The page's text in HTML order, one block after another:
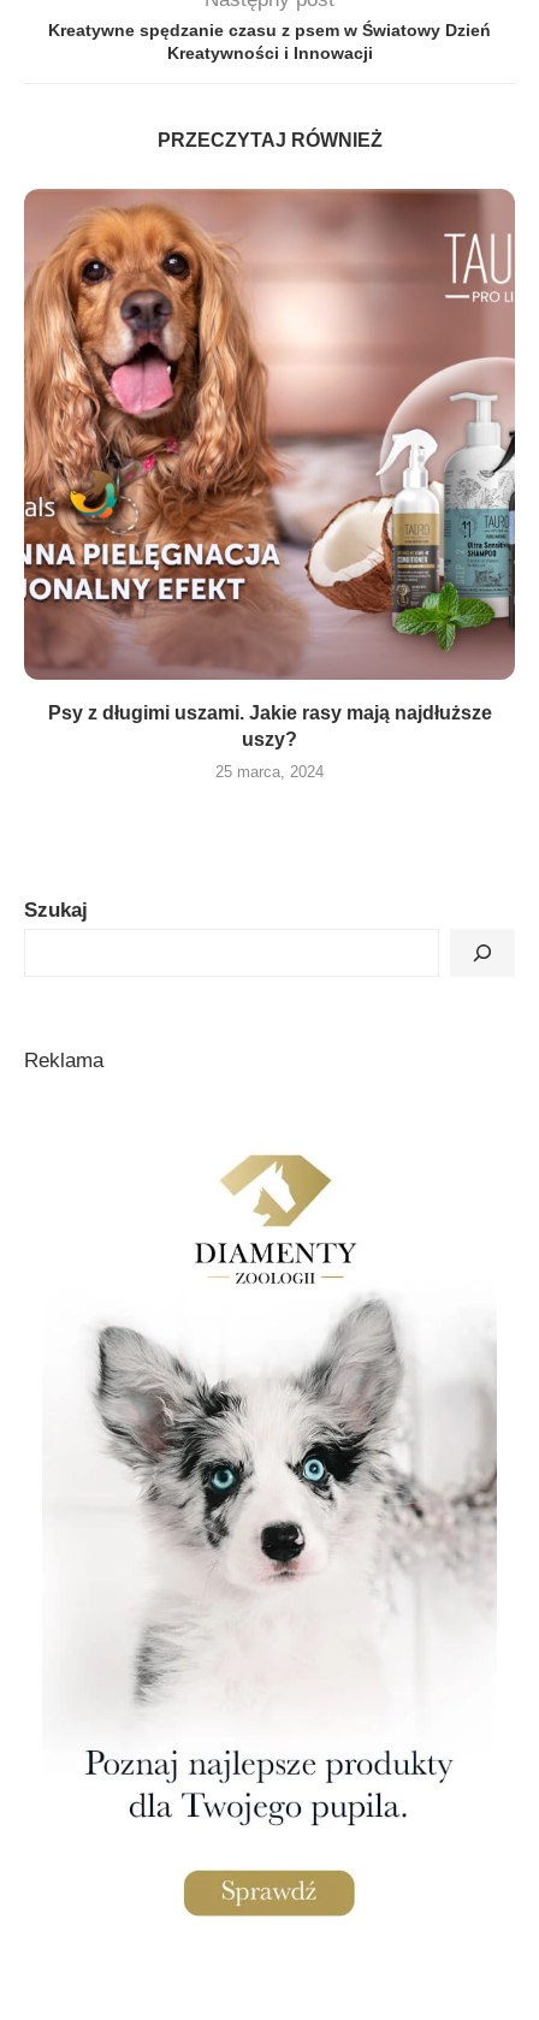
Kreatywne spędzanie czasu z psem w Światowy Dzień
Kreatywności i Innowacji
PRZECZYTAJ RÓWNIEŻ
Psy z długimi uszami. Jakie rasy mają najdłuższe
uszy?
25 marca, 2024
Szukaj
Reklama